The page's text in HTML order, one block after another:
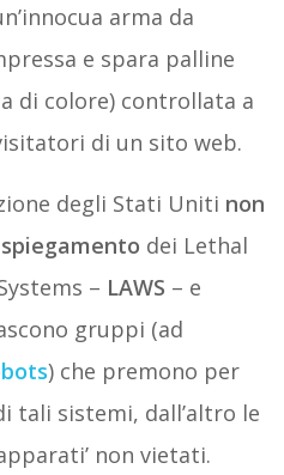
arma da
e spara palline
di colore) controllata a
di un sito web.
degli Stati Uniti non
dei Lethal
– LAWS – e
gruppi (ad
) che premono per
tali sistemi, dall’altro le
non vietati.